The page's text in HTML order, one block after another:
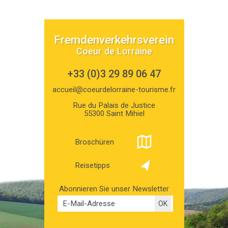
Fremdenverkehrsverein
Coeur de Lorraine
+33 (0)3 29 89 06 47
accueil@coeurdelorraine-tourisme.fr
Rue du Palais de Justice
55300 Saint Mihiel
Broschüren
Reisetipps
Abonnieren Sie unser Newsletter